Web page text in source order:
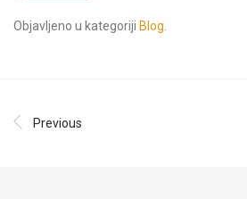
Objavljeno u kategoriji Blog
Previous